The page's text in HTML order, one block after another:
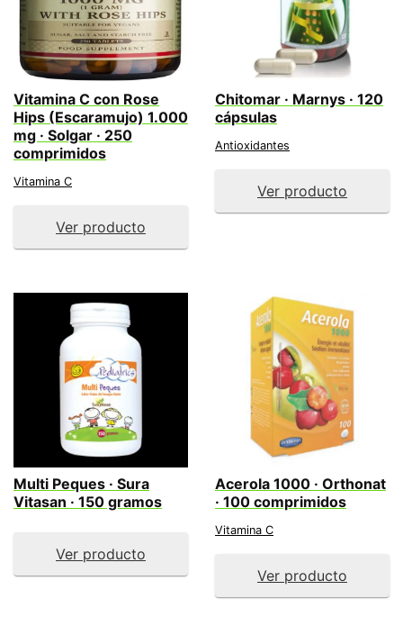
Vitamina C con Rose
Hips (Escaramujo) 1.000
mg · Solgar · 250
comprimidos
Vitamina C
Ver producto
Chitomar · Marnys · 120
cápsulas
Antioxidantes
Ver producto
Multi Peques · Sura
Vitasan · 150 gramos
Ver producto
Acerola 1000 · Orthonat
· 100 comprimidos
Vitamina C
Ver producto